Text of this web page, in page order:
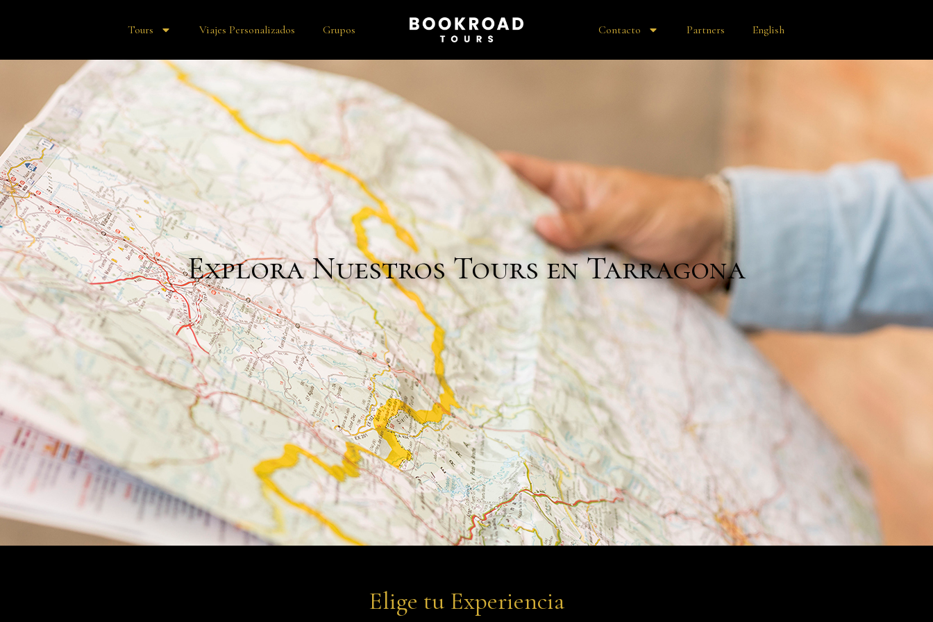
Tours Viajes Personalizados Grupos Contacto Partners English
Explora Nuestros Tours en Tarragona
Elige tu Experiencia